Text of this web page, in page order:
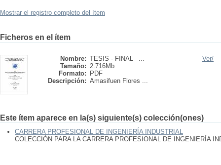
Mostrar el registro completo del ítem
Ficheros en el ítem
Nombre: TESIS - FINAL_ ...
Tamaño: 2.716Mb
Formato:
PDF
Descripción: Amasifuen Flores ...
Ver/
Este ítem aparece en la(s) siguiente(s) colección(ones)
CARRERA PROFESIONAL DE INGENIERÍA INDUSTRIAL
COLECCIÓN PARA LA CARRERA PROFESIONAL DE INGENIERÍA